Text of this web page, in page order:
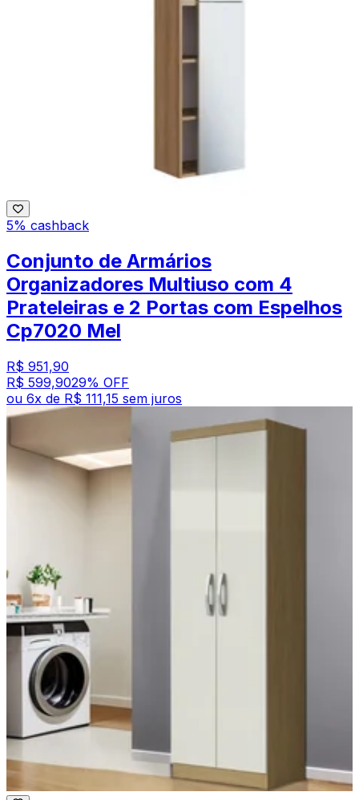
5% cashback
Conjunto de Armários
Organizadores Multiuso com 4
Prateleiras e 2 Portas com Espelhos
Cp7020 Mel
R$ 951,90
R$ 599,9029% OFF
ou 6x de R$ 111,15 sem juros